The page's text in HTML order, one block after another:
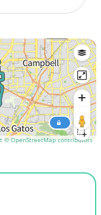
© OpenStreetMap contributors